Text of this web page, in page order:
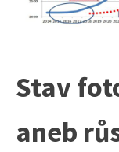
Stav
aneb